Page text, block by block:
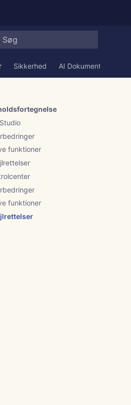
Sikkerhed AI Dokumentation
funktioner
funktioner